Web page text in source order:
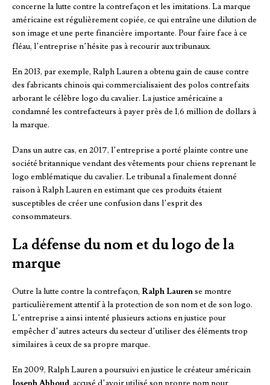
concerne la lutte contre la contrefaçon et les imitations. La marque
américaine est régulièrement copiée, ce qui entraîne une dilution de
son image et une perte financière importante. Pour faire face à ce
fléau, l’entreprise n’hésite pas à recourir aux tribunaux.
En 2013, par exemple, Ralph Lauren a obtenu gain de cause contre
des fabricants chinois qui commercialisaient des polos contrefaits
arborant le célèbre logo du cavalier. La justice américaine a
condamné les contrefacteurs à payer près de 1,6 million de dollars à
la marque.
Dans un autre cas, en 2017, l’entreprise a porté plainte contre une
société britannique vendant des vêtements pour chiens reprenant le
logo emblématique du cavalier. Le tribunal a finalement donné
raison à Ralph Lauren en estimant que ces produits étaient
susceptibles de créer une confusion dans l’esprit des
consommateurs.
La défense du nom et du logo de la
marque
Outre la lutte contre la contrefaçon, Ralph Laurense montre
particulièrement attentif à la protection de son nom et de son logo.
L’entreprise a ainsi intenté plusieurs actions en justice pour
empêcher d’autres acteurs du secteur d’utiliser des éléments trop
similaires à ceux de sa propre marque.
En 2009, Ralph Lauren a poursuivi en justice le créateur américain